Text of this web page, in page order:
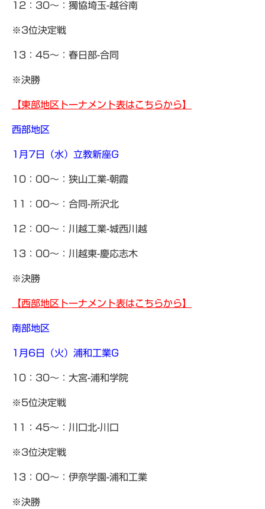
12：30～：獨協埼玉-越谷南
※3位決定戦
13：45～：春日部-合同
※決勝
【東部地区トーナメント表はこちらから】
西部地区
1月7日（水）立教新座G
10：00～：狭山工業-朝霞
11：00～：合同-所沢北
12：00～：川越工業-城西川越
13：00～：川越東-慶応志木
※決勝
【西部地区トーナメント表はこちらから】
南部地区
1月6日（火）浦和工業G
10：30～：大宮-浦和学院
※5位決定戦
11：45～：川口北-川口
※3位決定戦
13：00～：伊奈学園-浦和工業
※決勝